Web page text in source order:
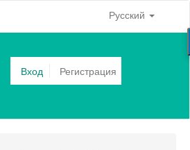
Русский
Вход Регистрация